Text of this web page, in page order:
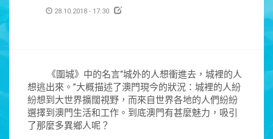
28.10.2018 - 17:30
《圍城》中的名言“城外的人想衝進去，城裡的人
想逃出來。”大概描述了澳門現今的狀況：城裡的人紛
紛想到大世界擴闊視野，而來自世界各地的人們紛紛
選擇到澳門生活和工作。到底澳門有甚麼魅力，吸引
了那麼多異鄉人呢？